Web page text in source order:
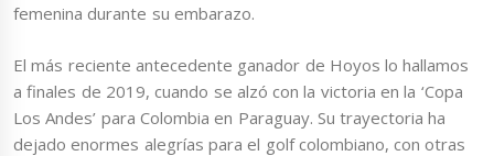
femenina durante su embarazo.
El más reciente antecedente ganador de Hoyos lo hallamos
a finales de 2019, cuando se alzó con la victoria en la ‘Copa
Los Andes’ para Colombia en Paraguay. Su trayectoria ha
dejado enormes alegrías para el golf colombiano, con otras